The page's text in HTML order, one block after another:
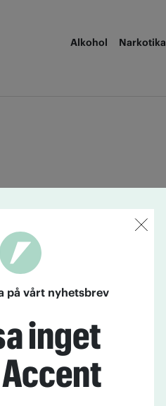
Alkohol Narkotika
för en man som hjälpt
Högsta domstolen
på vårt nyhetsbrev
inget